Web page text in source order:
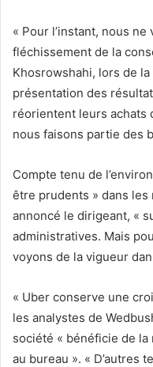
« Pour l’instant, nous ne
fléchissement de la
Khosrowshahi, lors de
présentation des
réorientent leurs achats
nous faisons partie des
Compte tenu de
être prudents » dans les
annoncé le dirigeant, «
administratives. Mais
voyons de la vigueur
« Uber conserve une
les analystes de
société « bénéficie de
au bureau ». « D’autres